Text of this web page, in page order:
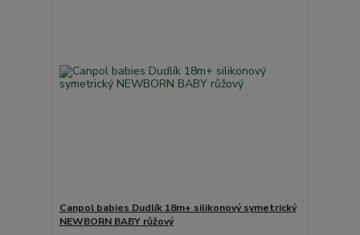
Canpol babies Dudlík 18m+ silikonový symetrický
NEWBORN BABY růžový